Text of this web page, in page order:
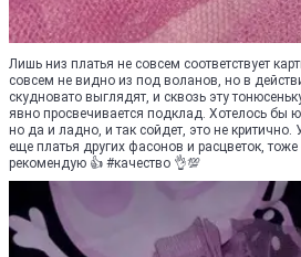
Лишь низ платья не совсем соответствует
совсем не видно из под воланов, но в
скудновато выглядят, и сквозь эту
явно просвечивается подклад. Хотелось бы
но да и ладно, и так сойдет, это не
еще платья других фасонов и расцветок,
рекомендую 👍 #качество 👌💯